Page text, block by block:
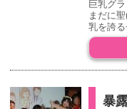
巨乳グ
まだに
乳を誇
暴